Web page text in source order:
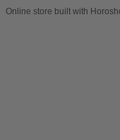
Online store built with